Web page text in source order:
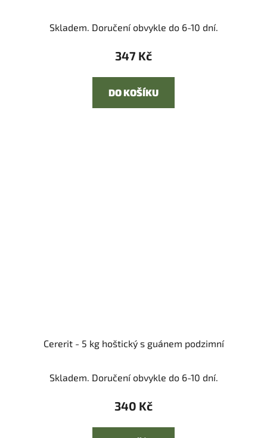
Skladem. Doručení obvykle do 6-10 dní.
347 Kč
DO KOŠÍKU
Cererit - 5 kg hoštický s guánem podzimní
Skladem. Doručení obvykle do 6-10 dní.
340 Kč